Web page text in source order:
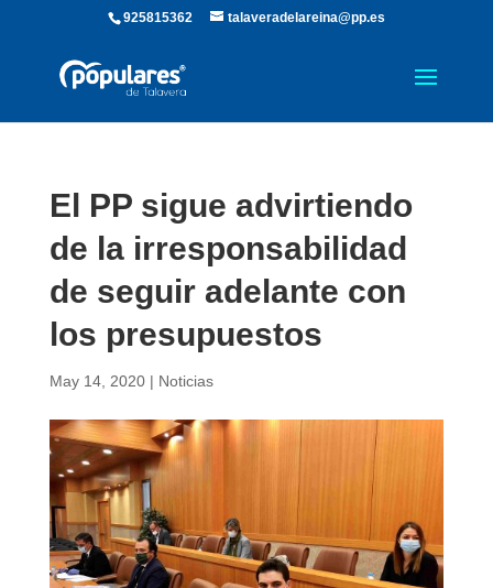
925815362 talaveradelareina@pp.es
El PP sigue advirtiendo
de la irresponsabilidad
de seguir adelante con
los presupuestos
May 14, 2020| Noticias